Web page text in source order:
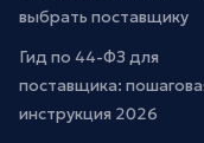
выбрать поставщику
Гид по 44-ФЗ для
поставщика:
инструкция 2026